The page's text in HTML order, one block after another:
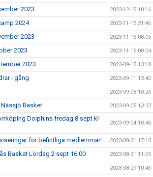
2023 2023-12-15 10:16
2024 2023-11-15 21:46
2023 2023-11-15 08:05
2023 2023-11-15 08:04
2023 2023-09-15 13:18
i gång 2023-09-11 13:40
2023-09-08 10:26
Basket 2023-09-05 13:33
Dolphins fredag 8 sept kl
2023-09-04 10:46
för befintliga medlemmar! 2023-08-31 17:10
Basket Lördag 2 sept 16:00 2023-08-31 11:05
2023-08-29 10:46